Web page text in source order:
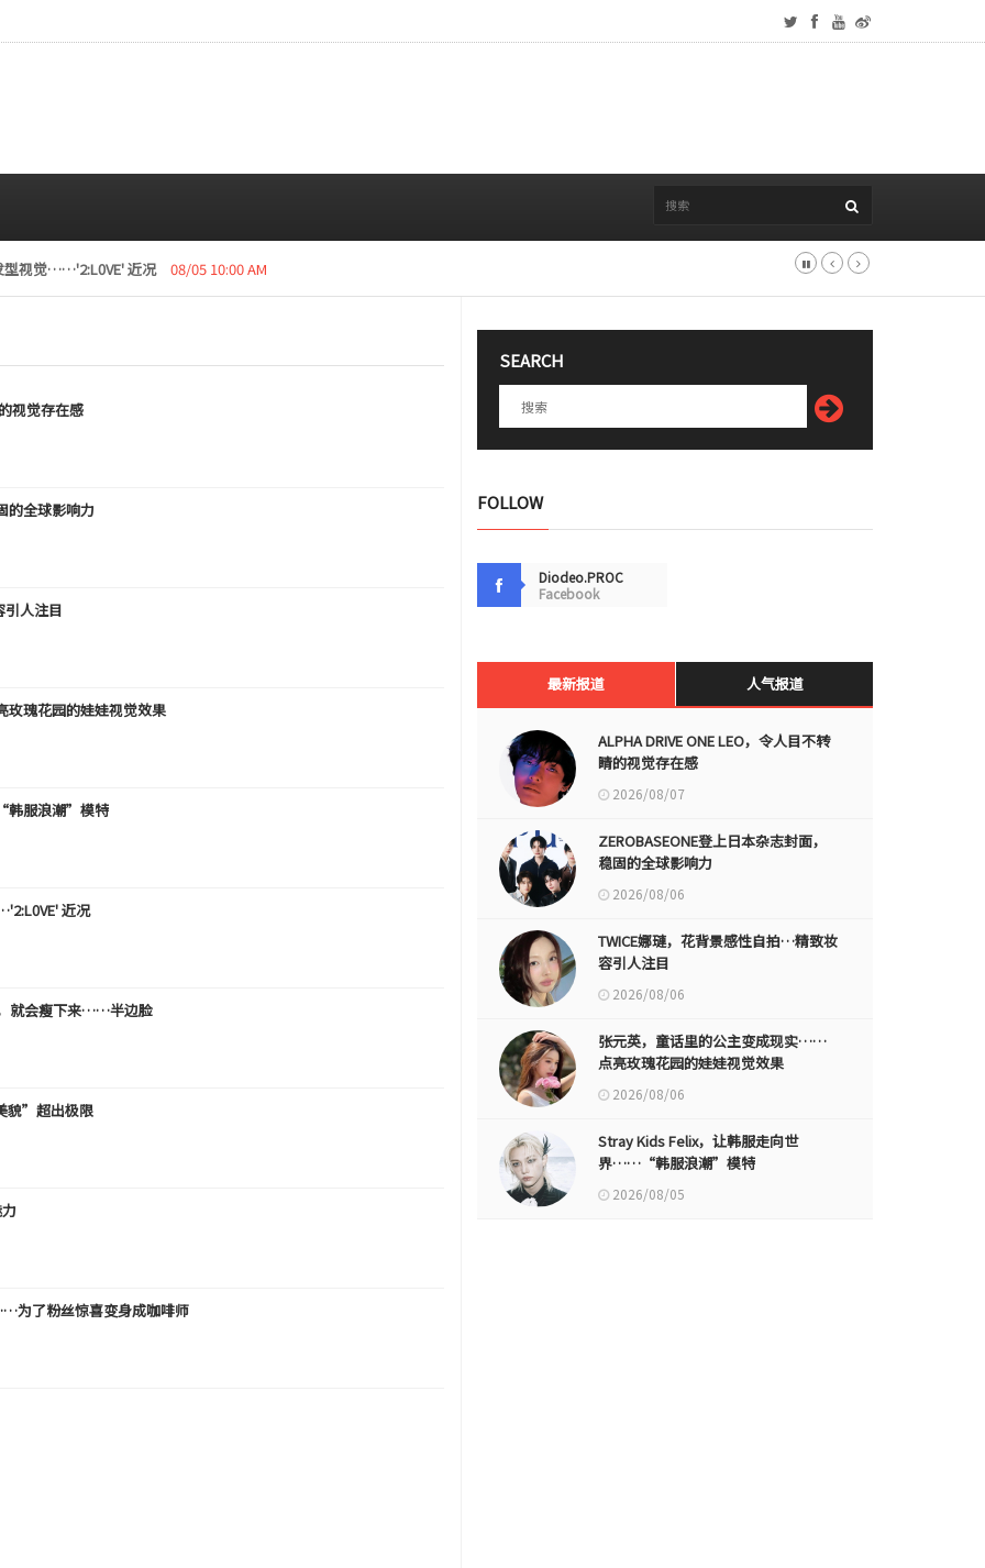
型视觉……'2:L0VE' 近况 08/05 10:00 AM
视觉存在感
的全球影响力
引人注目
瑰花园的娃娃视觉效果
韩服浪潮”模特
近况
就会瘦下来……半边脸
”超出极限
为了粉丝惊喜变身成咖啡师
SEARCH
FOLLOW
Diodeo.PROC
Facebook
最新报道 人气报道
ALPHA DRIVE ONE LEO，令人目不转
睛的视觉存在感
2026/08/07
ZEROBASEONE登上日本杂志封面，
稳固的全球影响力
2026/08/06
TWICE娜璉，花背景感性自拍…精致妆
容引人注目
2026/08/06
张元英，童话里的公主变成现实……
点亮玫瑰花园的娃娃视觉效果
2026/08/06
Stray Kids Felix，让韩服走向世
界……“韩服浪潮”模特
2026/08/05